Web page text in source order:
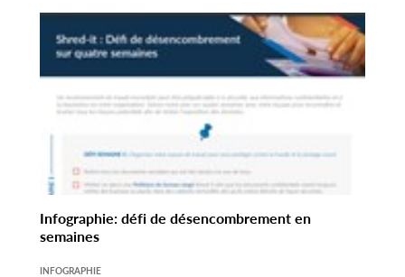
Infographie: défi de désencombrement en
semaines
INFOGRAPHIE